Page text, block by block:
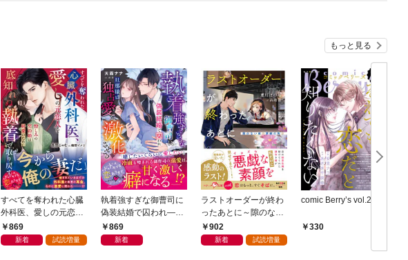
もっと見る
すべてを奪われた心臓
外科医、愛しの元恋人
を底知れぬ執着で取り
戻す～憎しみの契約婚
869
新着 試読増量
執着強すぎな御曹司に
偽装結婚で囚われ――
旦那様は独占愛を激化
させる【SS付き】
869
新着
ラストオーダーが終わ
ったあとに～隙のない
彼の視線の先は～【SS
付き】
902
新着 試読増量
comic Berry’s vol.239
330